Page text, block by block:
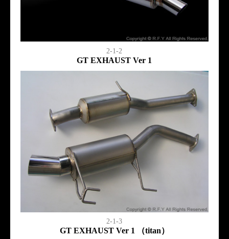
2-1-2
GT EXHAUST Ver 1
2-1-3
GT EXHAUST Ver 1 （titan）